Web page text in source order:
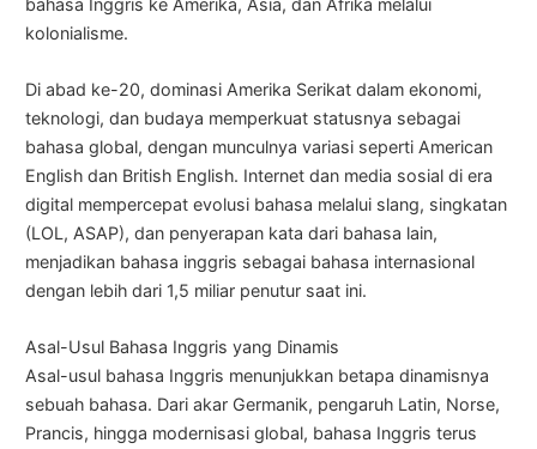
bahasa Inggris ke Amerika, Asia, dan Afrika melalui
kolonialisme.
Di abad ke-20, dominasi Amerika Serikat dalam ekonomi,
teknologi, dan budaya memperkuat statusnya sebagai
bahasa global, dengan munculnya variasi seperti American
English dan British English. Internet dan media sosial di era
digital mempercepat evolusi bahasa melalui slang, singkatan
(LOL, ASAP), dan penyerapan kata dari bahasa lain,
menjadikan bahasa inggris sebagai bahasa internasional
dengan lebih dari 1,5 miliar penutur saat ini.
Asal-Usul Bahasa Inggris yang Dinamis
Asal-usul bahasa Inggris menunjukkan betapa dinamisnya
sebuah bahasa. Dari akar Germanik, pengaruh Latin, Norse,
Prancis, hingga modernisasi global, bahasa Inggris terus